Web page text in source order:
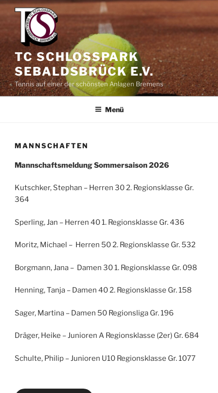
Zum
Inhalt
springen
TC SCHLOSSPARK
SEBALDSBRÜCK E.V.
Tennis auf einer der schönsten Anlagen Bremens
Menü
MANNSCHAFTEN
Mannschaftsmeldung Sommersaison 2026
Kutschker, Stephan – Herren 30 2. Regionsklasse Gr.
364
Sperling, Jan – Herren 40 1. Regionsklasse Gr. 436
Moritz, Michael – Herren 50 2. Regionsklasse Gr. 532
Borgmann, Jana – Damen 30 1. Regionsklasse Gr. 098
Henning, Tanja – Damen 40 2. Regionsklasse Gr. 158
Sager, Martina – Damen 50 Regionsliga Gr. 196
Dräger, Heike – Junioren A Regionsklasse (2er) Gr. 684
Schulte, Philip – Junioren U10 Regionsklasse Gr. 1077